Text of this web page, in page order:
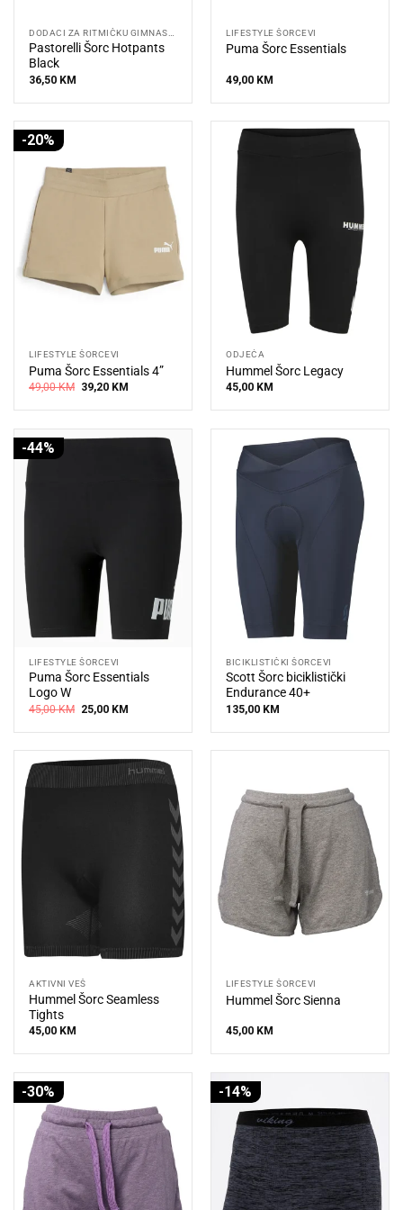
Pastorelli Šorc Hotpants
Black
36,50 KM
LIFESTYLE ŠORCEVI
Puma Šorc Essentials
49,00 KM
-20%
LIFESTYLE ŠORCEVI
Puma Šorc Essentials 4”
49,00KM Original
was:
39,20 KMCurrent
is:
ODJEĆA
Hummel Šorc Legacy
45,00 KM
-44%
LIFESTYLE ŠORCEVI
Puma Šorc Essentials
Logo W
45,00KM Original
price
was:
25,00 KMCurrent
is:
BICIKLISTIČKI ŠORCEVI
Scott Šorc biciklistički
Endurance 40+
135,00 KM
AKTIVNI VEŠ
Hummel Šorc Seamless
Tights
45,00 KM
LIFESTYLE ŠORCEVI
Hummel Šorc Sienna
45,00 KM
-30% -14%